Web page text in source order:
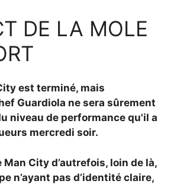
DE LA MOLE
est terminé, mais
Guardiola ne sera sûrement
niveau de performance qu'il a
mercredi soir.
Man City d’autrefois, loin de là,
n’ayant pas d’identité claire,